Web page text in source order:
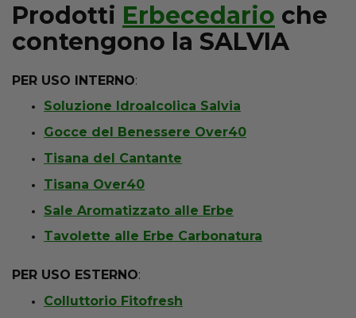
Prodotti Erbecedario che
contengono la SALVIA
PER USO INTERNO:
Soluzione Idroalcolica Salvia
Gocce del Benessere Over40
Tisana del Cantante
Tisana Over40
Sale Aromatizzato alle Erbe
Tavolette alle Erbe Carbonatura
PER USO ESTERNO:
Colluttorio Fitofresh